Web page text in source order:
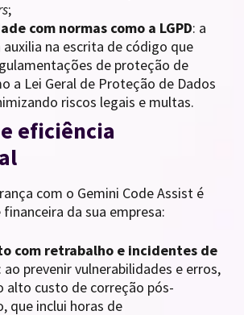
;
com normas como a LGPD: a
na escrita de código que
de proteção de
a Lei Geral de Proteção de Dados
riscos legais e multas.
eficiência
com o Gemini Code Assist é
da sua empresa:
com retrabalho e incidentes de
: ao prevenir vulnerabilidades e erros,
alto custo de correção pós-
que inclui horas de